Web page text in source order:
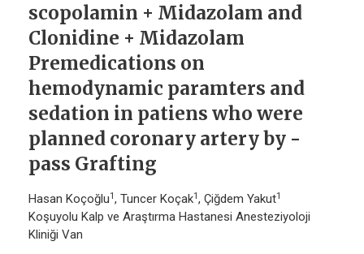
scopolamin + Midazolam and
Clonidine + Midazolam
Premedications on
hemodynamic paramters and
sedation in patiens who were
planned coronary artery by -
pass Grafting
Hasan Koçoğlu1, Tuncer Koçak1, Çiğdem Yakut1
Koşuyolu Kalp ve Araştırma Hastanesi Anesteziyoloji
Kliniği Van